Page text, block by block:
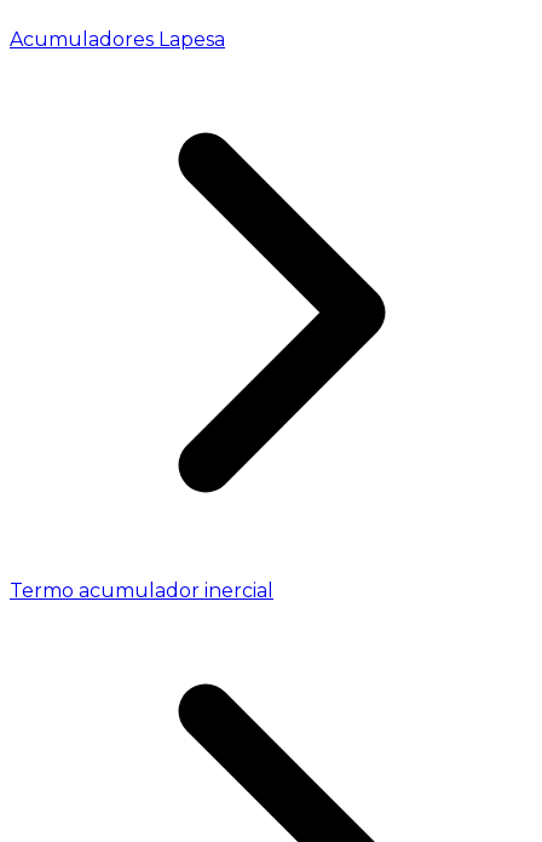
Acumuladores Lapesa
Termo acumulador inercial